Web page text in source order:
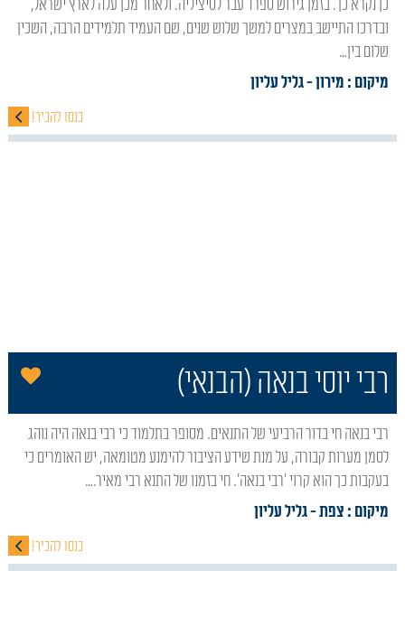
כן נקרא כך. בזמן גירוש ספרד עבר לסיציליה. ולאחר מכן עלה לארץ ישראל,
ובדרכו התיישב במצרים למשך שלוש שנים, שם העמיד תלמידים הרבה, השכין
שלום בין…
מיקום : מירון- גליל עליון
כנסו להכיר!
רבי יוסי בנאה (הבנאי)
רבי בנאה חי בדור הרביעי של התנאים. מסופר בתלמוד כי רבי בנאה היה נוהג
לסמן מערות קבורה, על מנת שידע הציבור להימנע מטומאה, יש האומרים כי
בעקבות כך הוא קרוי 'רבי בנאה'. חי בזמנו של התנא רבי מאיר.…
מיקום : צפת- גליל עליון
כנסו להכיר!